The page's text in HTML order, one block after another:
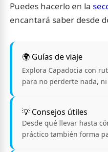
Puedes hacerlo en la
encantará saber desde
🌍 Guías de viaje
Explora Capadocia con
para no perderte nada,
💡 Consejos útiles
Desde qué llevar hasta
práctico también forma